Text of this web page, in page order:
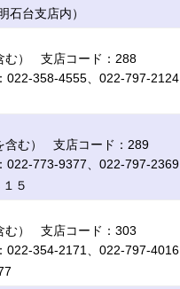
石台支店内）
む） 支店コード：288
022-358-4555、022-797-2124
含む） 支店コード：289
022-773-9377、022-797-2369
５
む） 支店コード：303
022-354-2171、022-797-4016